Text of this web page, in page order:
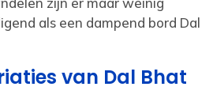
als een dampend bord Dal
van Dal Bhat